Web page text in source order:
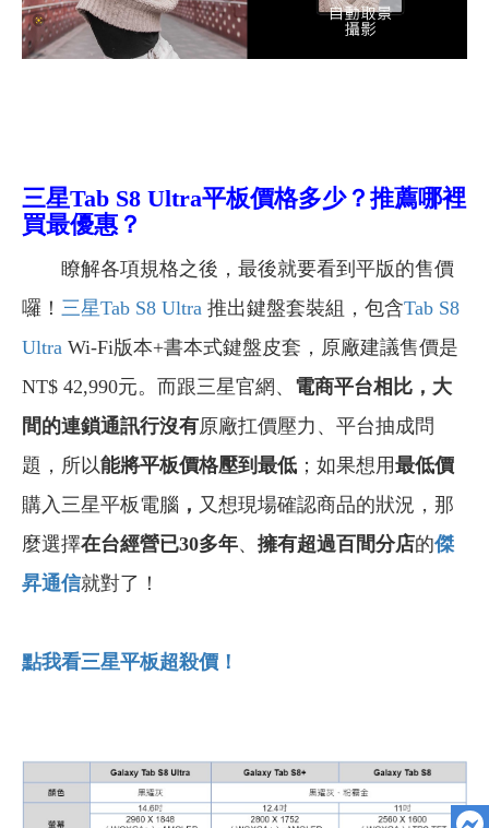
三星Tab S8 Ultra平板價格多少？推薦哪裡
買最優惠？
瞭解各項規格之後，最後就要看到平版的售價
囉！ 三星Tab S8 Ultra 推出鍵盤套裝組，包含Tab S8
Ultra Wi-Fi版本+書本式鍵盤皮套，原廠建議售價是
NT$ 42,990元。而跟三星官網、 電商平台相比，大
間的連鎖通訊行沒有原廠扛價壓力、平台抽成問
題，所以能將平板價格壓到最低 ；如果想用最低價
購入三星平板電腦 ， 又想現場確認商品的狀況，那
麼選擇在台經營已30多年、 擁有超過百間分店的傑
昇通信就對了！
點我看三星平板超殺價！